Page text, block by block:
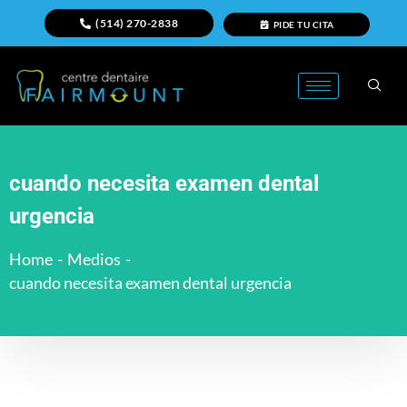
(514) 270-2838 PIDE TU CITA
cuando necesita examen dental
urgencia
Home - Medios -
cuando necesita examen dental urgencia